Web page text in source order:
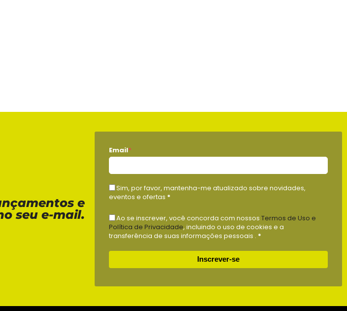
e
seu e-mail.
Email*
Sim, por favor, mantenha-me atualizado sobre novidades,
eventos e ofertas *
Ao se inscrever, você concorda com nossosTermos de Uso e
Política de Privacidade, incluindo o uso de cookies e a
transferência de suas informações pessoais . *
Inscrever-se